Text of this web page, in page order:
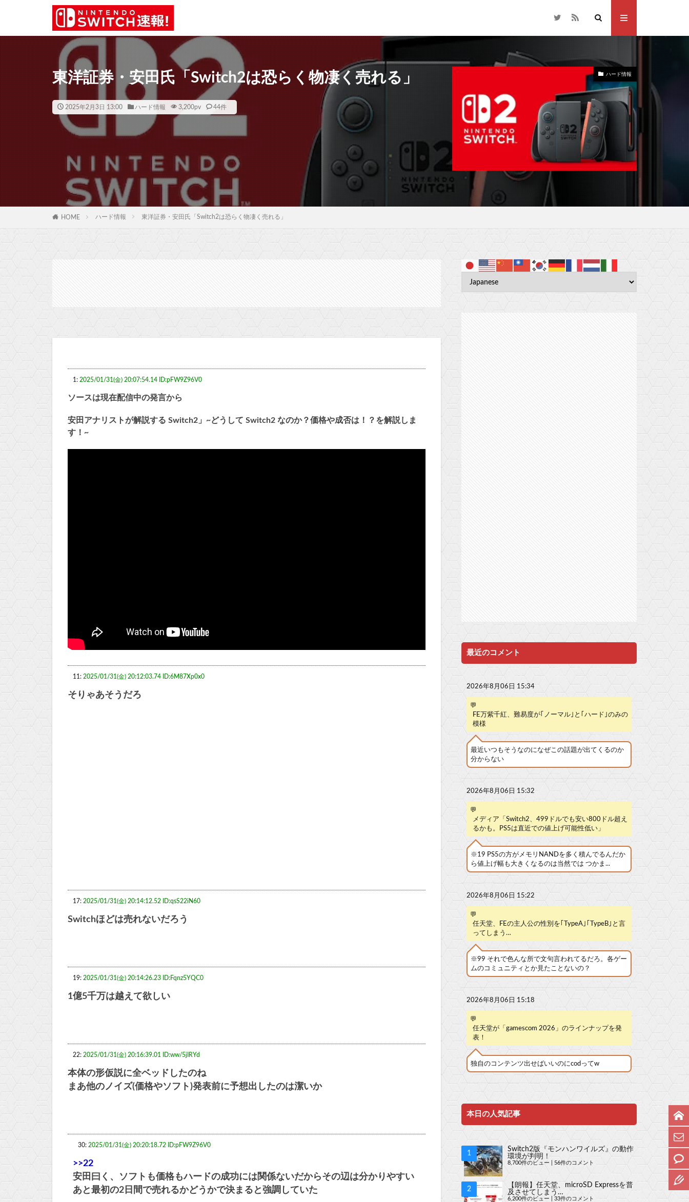
東洋証券・安田氏「Switch2は恐らく物凄く売れる」
2025年2月3日 13:00 ハード情報 3,200pv 44件
ハード情報
HOME ハード情報 東洋証券・安田氏「Switch2は恐らく物凄く売れる」
1: 2025/01/31(金) 20:07:54.14 ID:pFW9Z96V0
ソースは現在配信中の発言から
安田アナリストが解説する Switch2」~どうして Switch2 なのか？価格や成否は！？を解説しま
す！~
11: 2025/01/31(金) 20:12:03.74 ID:6M87Xp0x0
そりゃあそうだろ
17: 2025/01/31(金) 20:14:12.52 ID:qsS22iN60
Switchほどは売れないだろう
19: 2025/01/31(金) 20:14:26.23 ID:Fqnz5YQC0
1億5千万は越えて欲しい
22: 2025/01/31(金) 20:16:39.01 ID:ww/5jIRYd
本体の形仮説に全ベッドしたのね
まあ他のノイズ(価格やソフト)発表前に予想出したのは潔いか
30: 2025/01/31(金) 20:20:18.72 ID:pFW9Z96V0
>>22
安田曰く、ソフトも価格もハードの成功には関係ないだからその辺は分かりやすい
あと最初の2日間で売れるかどうかで決まると強調していた
最近のコメント
2026年8月06日 15:34
💬
FE万紫千紅、難易度が｢ノーマル｣と｢ハード｣のみの
模様
最近いつもそうなのになぜこの話題が出てくるのか
分からない
2026年8月06日 15:32
💬
メディア「Switch2、499ドルでも安い800ドル超え
るかも。PS5は直近での値上げ可能性低い」
※19 PS5の方がメモリNANDを多く積んでるんだか
ら値上げ幅も大きくなるのは当然では つかま...
2026年8月06日 15:22
💬
任天堂、FEの主人公の性別を｢TypeA｣｢TypeB｣と言
ってしまう…
※99 それで色んな所で文句言われてるだろ。各ゲー
ムのコミュニティとか見たことないの？
2026年8月06日 15:18
💬
任天堂が「gamescom 2026」のラインナップを発
表！
独自のコンテンツ出せばいいのにcodってw
本日の人気記事
Switch2版『モンハンワイルズ』の動作
環境が判明！
8,700件のビュー 56件のコメント
【朗報】任天堂、microSD Expressを普
及させてしまう…
6,200件のビュー 33件のコメント